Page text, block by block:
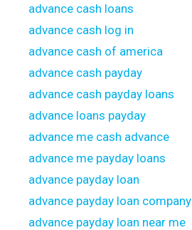
advance cash loans
advance cash log in
advance cash of america
advance cash payday
advance cash payday loans
advance loans payday
advance me cash advance
advance me payday loans
advance payday loan
advance payday loan company
advance payday loan near me